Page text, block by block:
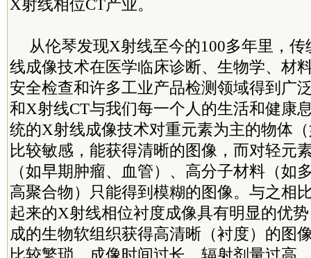
X射线相位CT产业。
从伦琴发现X射线至今的100多年里，
线成像技术在医学临床诊断、生物学、材
安全检查和许多工业产品检测领域得到广
和X射线CT与我们每一个人的生活和健康
统的X射线成像技术对重元素为主的物体
比较敏感，能获得清晰的图像，而对轻元
（如早期肿瘤、血管）、高分子材料（如
高聚合物）只能得到模糊的图像。与之相
起来的X射线相位衬度成像具有明显的优
成的生物软组织获得高清晰（衬度）的图